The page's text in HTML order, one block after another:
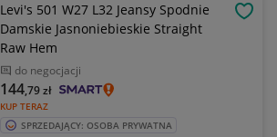
Levi's 501 W27 L32 Jeansy Spodnie
Damskie Jasnoniebieskie Straight
Raw Hem
do negocjacji
KUP TERAZ
144,79zł
SPRZEDAJĄCY: OSOBA PRYWATNA